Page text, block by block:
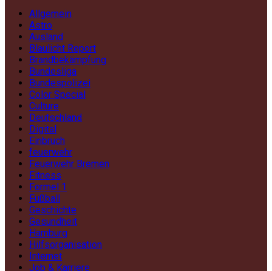
Allgemein
Astro
Ausland
Blaulicht Report
Brandbekämpfung
Bundesliga
Bundespolizei
Color Special
Culture
Deutschland
Digital
Einbruch
feuerwehr
Feuerwehr Bremen
Fitness
Formel 1
Fußball
Geschichte
Gesundheit
Hamburg
Hilfsorganisation
Internet
Job & Karriere